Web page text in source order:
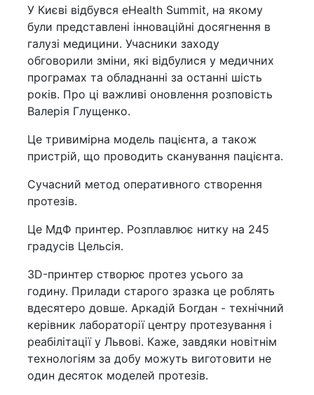
У Києві відбувся eHealth Summit, на якому
були представлені інноваційні досягнення в
галузі медицини. Учасники заходу
обговорили зміни, які відбулися у медичних
програмах та обладнанні за останні шість
років. Про ці важливі оновлення розповість
Валерія Глущенко.
Це тривимірна модель пацієнта, а також
пристрій, що проводить сканування пацієнта.
Сучасний метод оперативного створення
протезів.
Це МдФ принтер. Розплавлює нитку на 245
градусів Цельсія.
3D-принтер створює протез усього за
годину. Прилади старого зразка це роблять
вдесятеро довше. Аркадій Богдан - технічний
керівник лабораторії центру протезування і
реабілітації у Львові. Каже, завдяки новітнім
технологіям за добу можуть виготовити не
один десяток моделей протезів.